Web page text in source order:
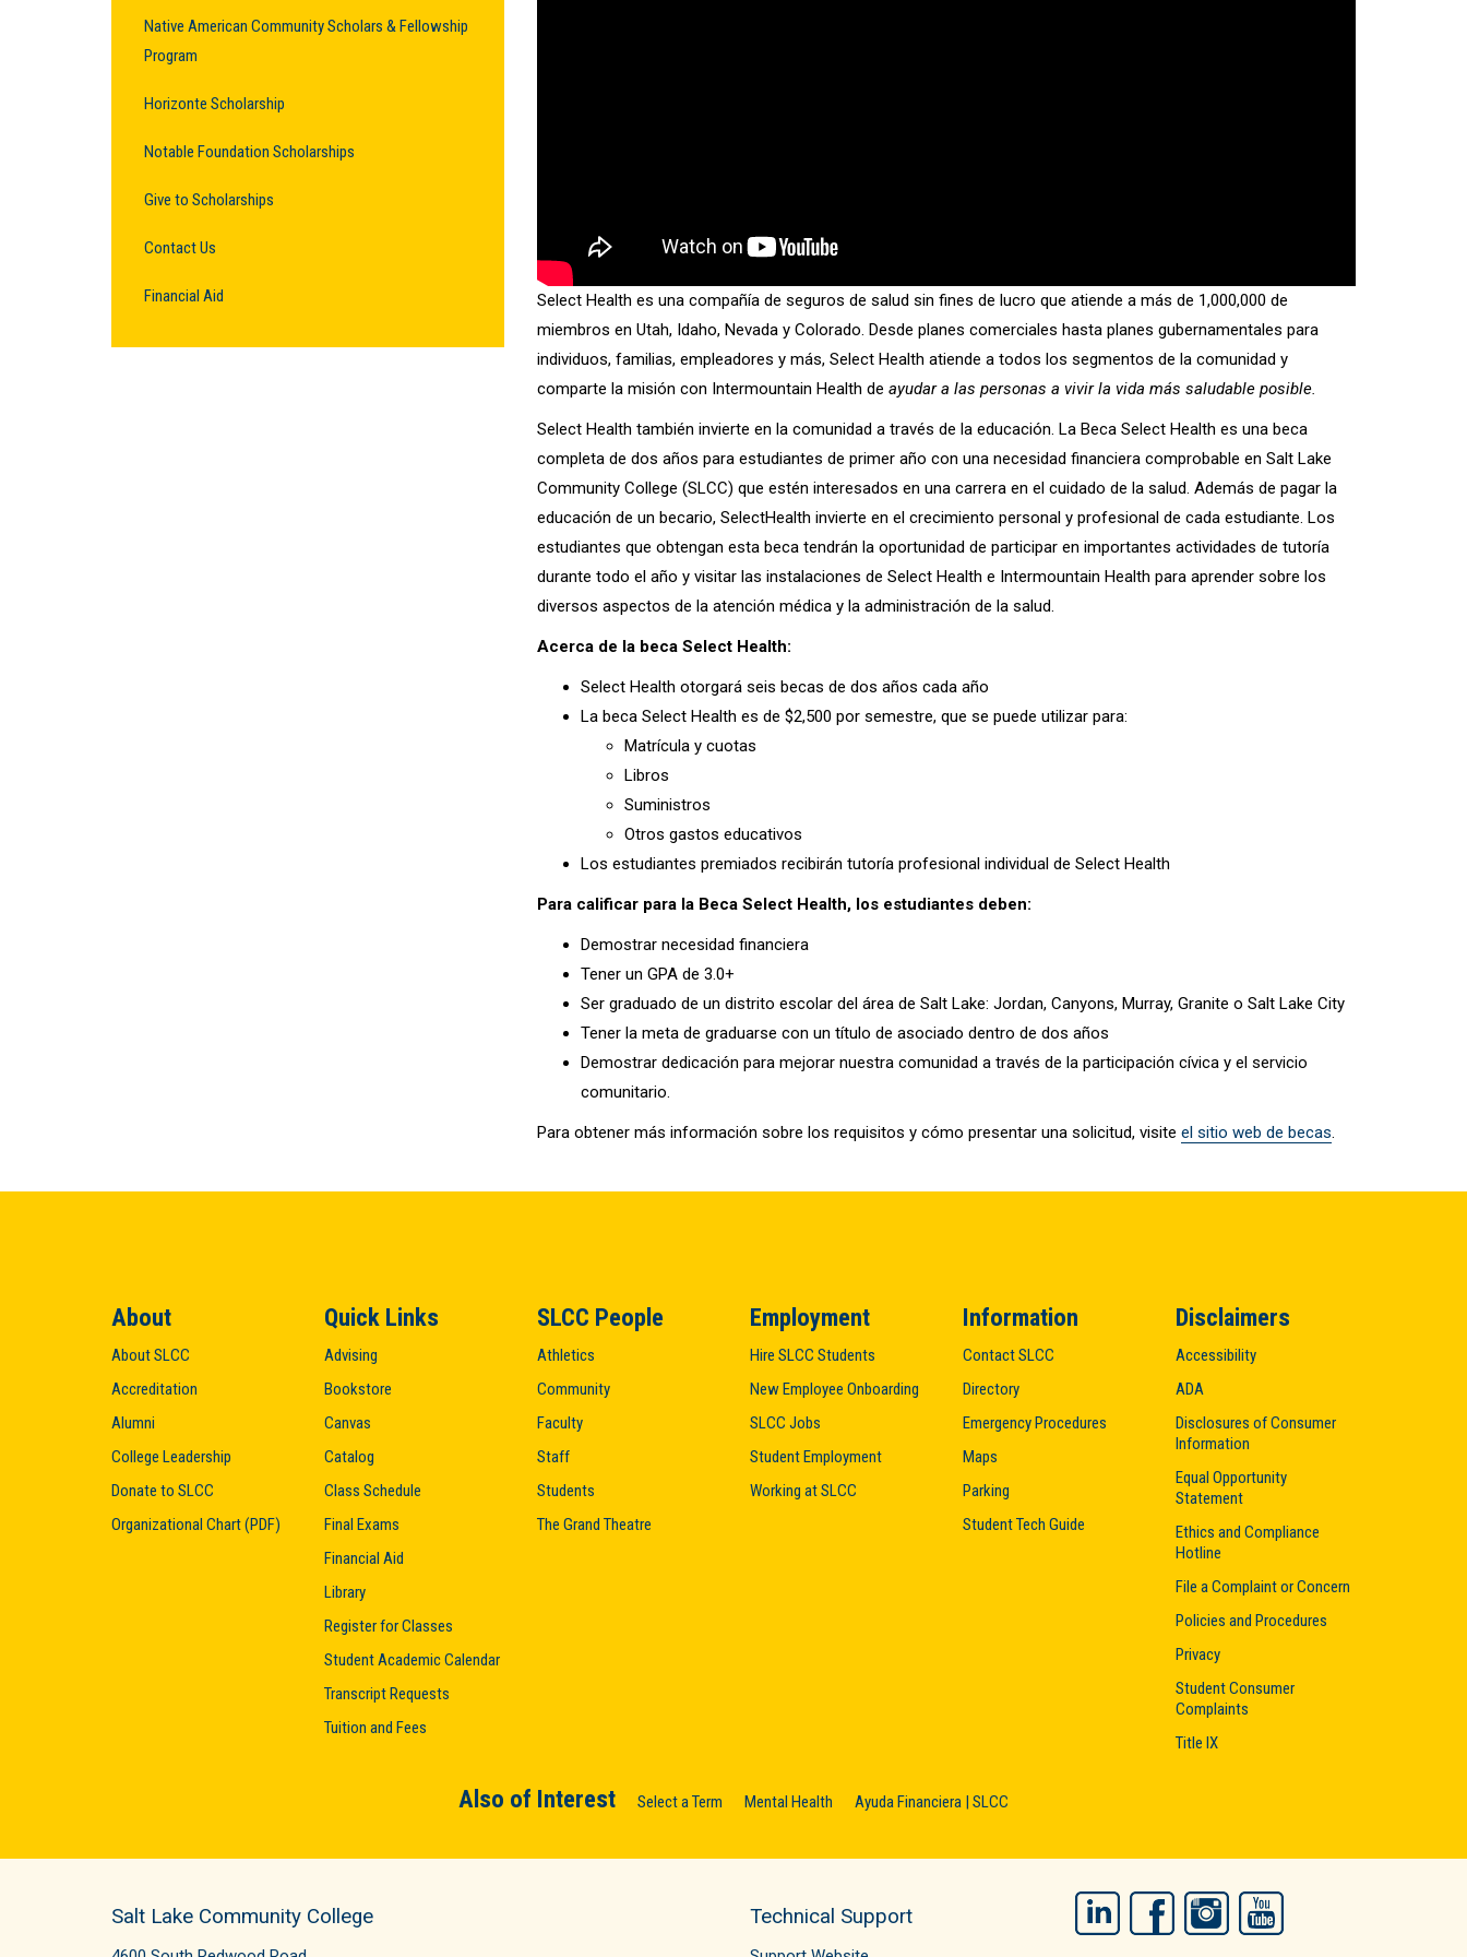
Native American Community Scholars & Fellowship
Program
Horizonte Scholarship
Notable Foundation Scholarships
Give to Scholarships
Contact Us
Financial Aid
Select Health es una compañía de seguros de salud sin fines de lucro que atiende a más de 1,000,000 de
miembros en Utah, Idaho, Nevada y Colorado. Desde planes comerciales hasta planes gubernamentales para
individuos, familias, empleadores y más, Select Health atiende a todos los segmentos de la comunidad y
comparte la misión con Intermountain Health de ayudar a las personas a vivir la vida más saludable posible.
Select Health también invierte en la comunidad a través de la educación. La Beca Select Health es una beca
completa de dos años para estudiantes de primer año con una necesidad financiera comprobable en Salt Lake
Community College (SLCC) que estén interesados en una carrera en el cuidado de la salud. Además de pagar la
educación de un becario, SelectHealth invierte en el crecimiento personal y profesional de cada estudiante. Los
estudiantes que obtengan esta beca tendrán la oportunidad de participar en importantes actividades de tutoría
durante todo el año y visitar las instalaciones de Select Health e Intermountain Health para aprender sobre los
diversos aspectos de la atención médica y la administración de la salud.
Acerca de la beca Select Health:
Select Health otorgará seis becas de dos años cada año
La beca Select Health es de $2,500 por semestre, que se puede utilizar para:
Matrícula y cuotas
Libros
Suministros
Otros gastos educativos
Los estudiantes premiados recibirán tutoría profesional individual de Select Health
Para calificar para la Beca Select Health, los estudiantes deben:
Demostrar necesidad financiera
Tener un GPA de 3.0+
Ser graduado de un distrito escolar del área de Salt Lake: Jordan, Canyons, Murray, Granite o Salt Lake City
Tener la meta de graduarse con un título de asociado dentro de dos años
Demostrar dedicación para mejorar nuestra comunidad a través de la participación cívica y el servicio
comunitario.
Para obtener más información sobre los requisitos y cómo presentar una solicitud, visite el sitio web de becas.
About
About SLCC
Accreditation
Alumni
College Leadership
Donate to SLCC
Organizational Chart (PDF)
Quick Links
Advising
Bookstore
Canvas
Catalog
Class Schedule
Final Exams
Financial Aid
Library
Register for Classes
Student Academic Calendar
Transcript Requests
Tuition and Fees
SLCC People
Athletics
Community
Faculty
Staff
Students
The Grand Theatre
Employment
Hire SLCC Students
New Employee Onboarding
SLCC Jobs
Student Employment
Working at SLCC
Information
Contact SLCC
Directory
Emergency Procedures
Maps
Parking
Student Tech Guide
Disclaimers
Accessibility
ADA
Disclosures of Consumer
Information
Equal Opportunity
Statement
Ethics and Compliance
Hotline
File a Complaint or Concern
Policies and Procedures
Privacy
Student Consumer
Complaints
Title IX
Also of Interest Select a Term Mental Health Ayuda Financiera | SLCC
Salt Lake Community College Technical Support LinkedIn FacebookInstagram